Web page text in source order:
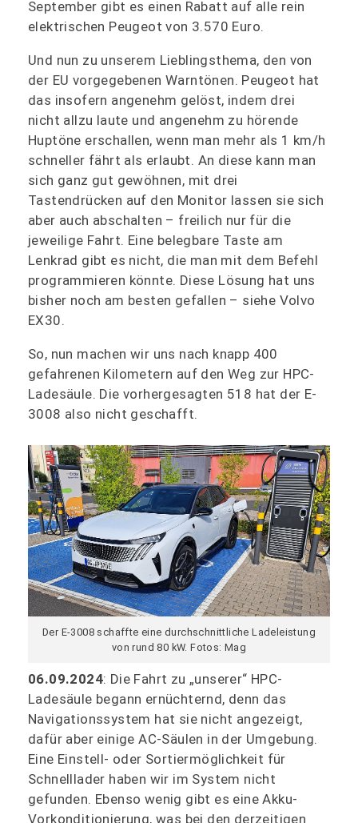
September gibt es einen Rabatt auf alle rein
elektrischen Peugeot von 3.570 Euro.
Und nun zu unserem Lieblingsthema, den von
der EU vorgegebenen Warntönen. Peugeot hat
das insofern angenehm gelöst, indem drei
nicht allzu laute und angenehm zu hörende
Huptöne erschallen, wenn man mehr als 1 km/h
schneller fährt als erlaubt. An diese kann man
sich ganz gut gewöhnen, mit drei
Tastendrücken auf den Monitor lassen sie sich
aber auch abschalten – freilich nur für die
jeweilige Fahrt. Eine belegbare Taste am
Lenkrad gibt es nicht, die man mit dem Befehl
programmieren könnte. Diese Lösung hat uns
bisher noch am besten gefallen – siehe Volvo
EX30.
So, nun machen wir uns nach knapp 400
gefahrenen Kilometern auf den Weg zur HPC-
Ladesäule. Die vorhergesagten 518 hat der E-
3008 also nicht geschafft.
Der E-3008 schaffte eine durchschnittliche Ladeleistung
von rund 80 kW. Fotos: Mag
06.09.2024: Die Fahrt zu „unserer“ HPC-
Ladesäule begann ernüchternd, denn das
Navigationssystem hat sie nicht angezeigt,
dafür aber einige AC-Säulen in der Umgebung.
Eine Einstell- oder Sortiermöglichkeit für
Schnelllader haben wir im System nicht
gefunden. Ebenso wenig gibt es eine Akku-
Vorkonditionierung, was bei den derzeitigen